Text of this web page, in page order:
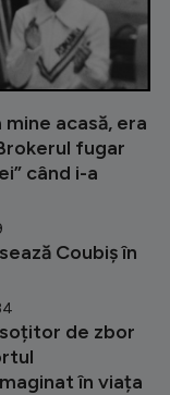
acasă, era
fugar
când i-a
Coubiș în
de zbor
în viața